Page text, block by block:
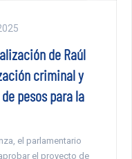
de Raúl
criminal y
pesos para la
el parlamentario
el proyecto de